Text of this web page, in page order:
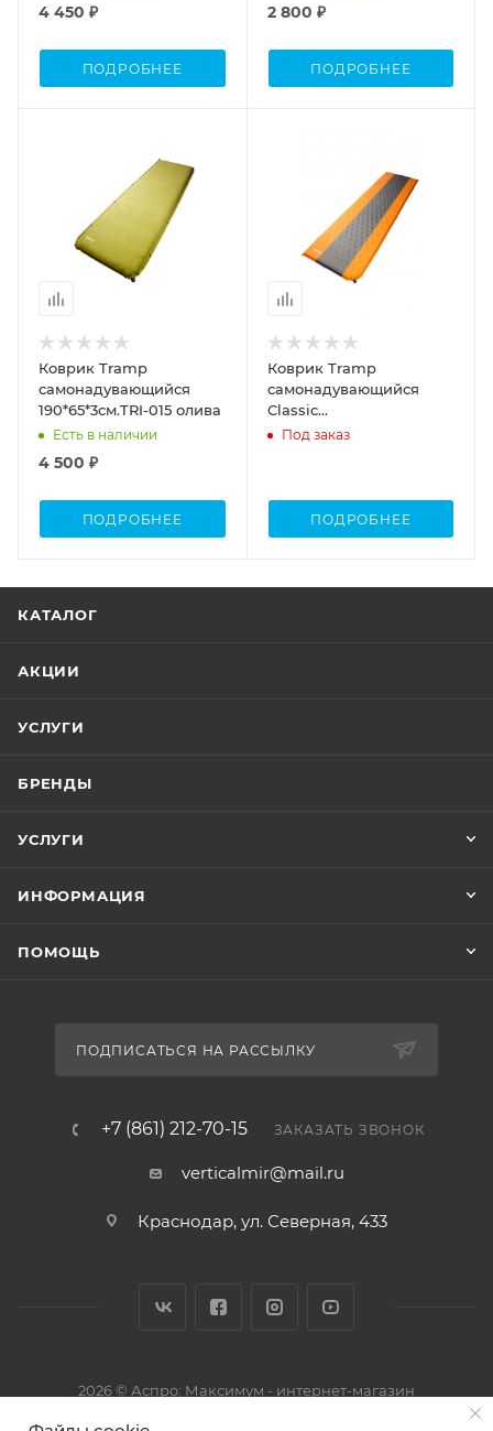
4 450 ₽
ПОДРОБНЕЕ
2 800 ₽
ПОДРОБНЕЕ
Коврик Tramp
самонадувающийся
190*65*3см.TRI-015 олива
Есть в наличии
4 500 ₽
ПОДРОБНЕЕ
Коврик Tramp
cамонадувающийся
Classic
2,5см.183*52*2,5см.TRI-002
Под заказ
ПОДРОБНЕЕ
КАТАЛОГ
АКЦИИ
УСЛУГИ
БРЕНДЫ
УСЛУГИ
ИНФОРМАЦИЯ
ПОМОЩЬ
ПОДПИСАТЬСЯ НА РАССЫЛКУ
+7 (861) 212-70-15 ЗАКАЗАТЬ ЗВОНОК
verticalmir@mail.ru
Краснодар, ул. Северная, 433
2026 © Аспро: Максимум - интернет-магазин